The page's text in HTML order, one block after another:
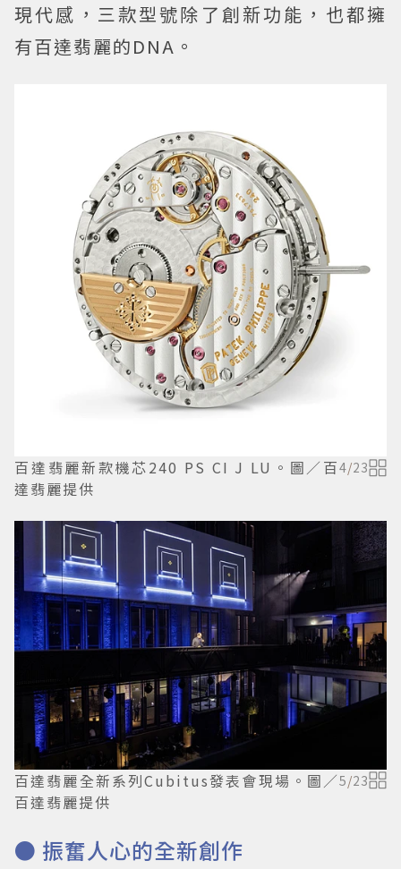
現代感，三款型號除了創新功能，也都擁
有百達翡麗的DNA。
百達翡麗新款機芯240 PS CI J LU。圖／百
達翡麗提供
4/23
百達翡麗全新系列Cubitus發表會現場。圖／
百達翡麗提供
5/23
● 振奮人心的全新創作